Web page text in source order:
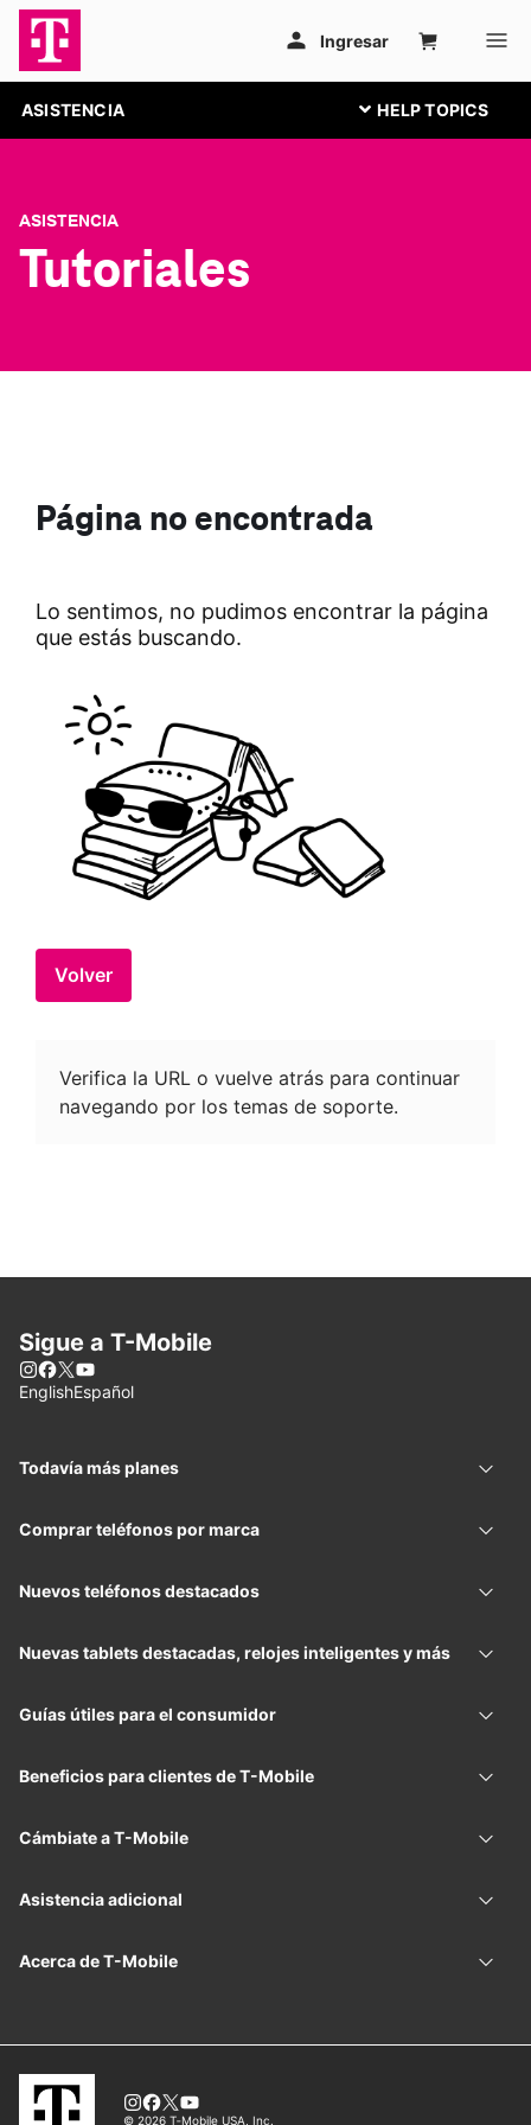
ASISTENCIA
ASISTENCIA
Tutoriales